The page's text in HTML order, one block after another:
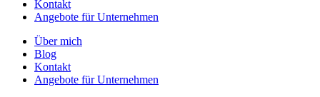
Kontakt
Angebote für Unternehmen
Über mich
Blog
Kontakt
Angebote für Unternehmen